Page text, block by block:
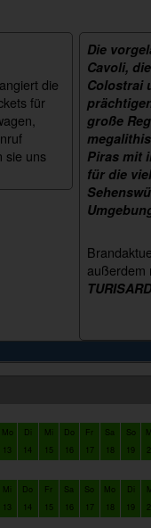
die
für
sie uns
Die
Cavoli,
Colostrai
große
Piras mit
für die
außerdem
Mo
13
Di
14
Mi
15
Do
16
Fr
17
Sa
18
So
19
Mi
13
Do
14
Fr
15
Sa
16
So
17
Mo
18
Di
19